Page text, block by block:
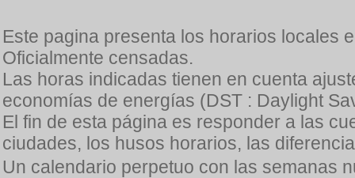
Este pagina presenta los horarios locales
Oficialmente censadas.
Las horas indicadas tienen en cuenta
economías de energías (DST : Daylight
El fin de esta página es responder a las
ciudades, los husos horarios, las
Un calendario perpetuo con las semanas